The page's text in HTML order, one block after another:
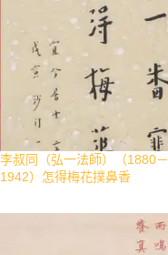
李叔同（弘一法師）（1880－
1942）怎得梅花撲鼻香